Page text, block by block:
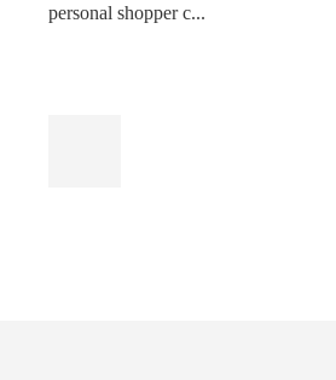
personal shopper c...